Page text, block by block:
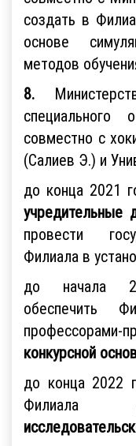
создать в
основе
методов
8.
специального
совместно с
(Салиев Э.) и
до конца 2021
учредительные
провести
Филиала в
до начала
обеспечить
конкурсной
до конца 2022
Филиала